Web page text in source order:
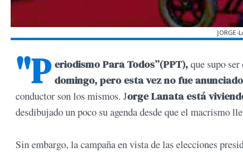
JORGE-
"P eriodismo Para Todos”(PPT), que supo
domingo, pero esta vez no fue
conductor son los mismos. Jorge Lanata está
desdibujado un poco su agenda desde que el macrismo
Sin embargo, la campaña en vista de las elecciones